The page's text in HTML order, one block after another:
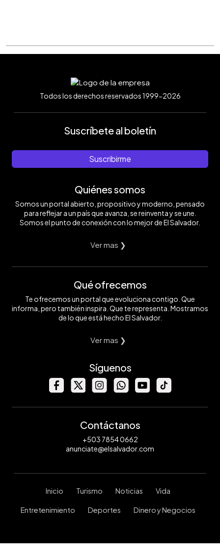
Todos los derechos reservados 1999-2026
Suscríbete al boletín
Suscribirme
Quiénes somos
Somos un portal abierto, propositivo y moderno, pensado
para reflejar a un país que avanza, se reinventa y se une.
Somos el punto de conexión con lo mejor de El Salvador.
Ver mas ❯
Qué ofrecemos
Te ofrecemos un portal que evoluciona contigo. Que
informa, pero también inspira. Que te representa. Mostramos
de lo que está hecho El Salvador.
Ver mas ❯
Síguenos
Contáctanos
+503 7854 0662
anunciate@elsalvador.com
Inicio Turismo Noticias Vida
Entretenimiento Deportes Dinero y Negocios